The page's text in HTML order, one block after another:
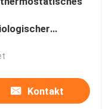
gekühltem 0-65C
Kontakt